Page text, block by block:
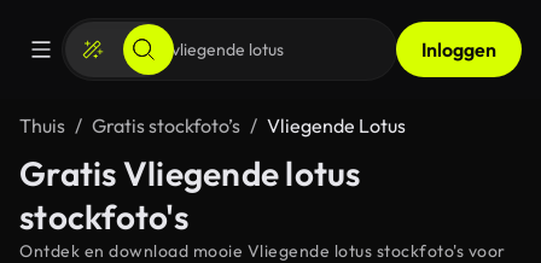
Inloggen
Thuis Gratis stockfoto’s Vliegende Lotus
Gratis Vliegende lotus
stockfoto's
Ontdek en download mooie Vliegende lotus stockfoto's voor